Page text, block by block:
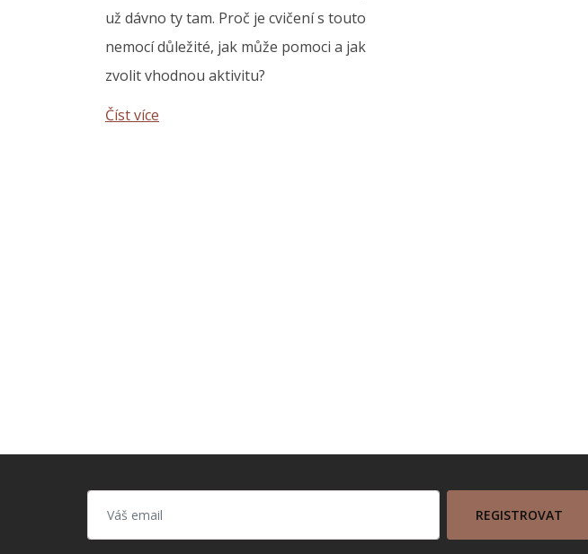
už dávno ty tam. Proč je cvičení s touto
nemocí důležité, jak může pomoci a jak
zvolit vhodnou aktivitu?
Číst více
REGISTROVAT